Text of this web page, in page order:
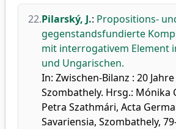
22.Pilarský, J.: Propositions-
gegenstandsfundierte
mit interrogativem Element
und Ungarischen.
In: Zwischen-Bilanz : 20
Szombathely. Hrsg.: Mónika
Petra Szathmári, Acta
Savariensia, Szombathely,